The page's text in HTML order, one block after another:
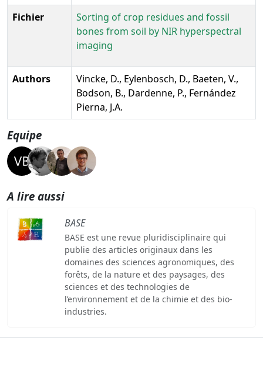
Fichier
Sorting of crop residues and fossil
bones from soil by NIR hyperspectral
imaging
Authors
Vincke, D., Eylenbosch, D., Baeten, V.,
Bodson, B., Dardenne, P., Fernández
Pierna, J.A.
Equipe
A lire aussi
BASE
BASE est une revue pluridisciplinaire qui
publie des articles originaux dans les
domaines des sciences agronomiques, des
forêts, de la nature et des paysages, des
sciences et des technologies de
l’environnement et de la chimie et des bio-
industries.